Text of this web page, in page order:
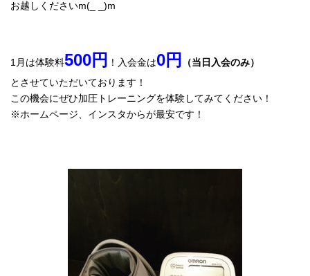
お越しくださいm(_ _)m
1月は体験料500円 ！入会金は0円
（当日入会のみ）
とさせていただいております！
この機会にぜひ加圧トレーニングを体験してみてください！
※ホームページ、インスタからが最安です！